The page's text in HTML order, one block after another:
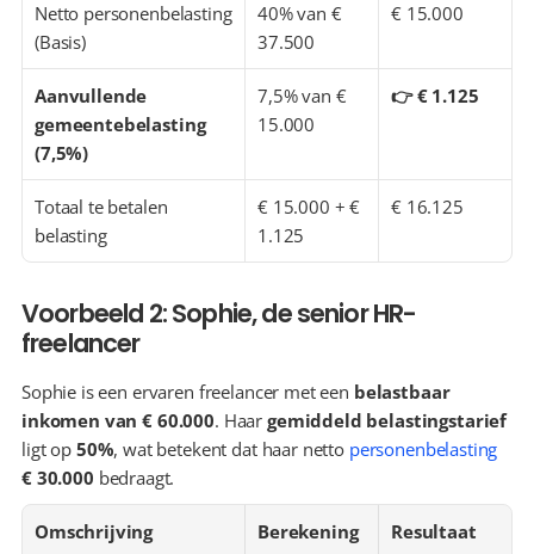
Netto personenbelasting
(Basis)
40% van €
37.500
€ 15.000
Aanvullende
gemeentebelasting
(7,5%)
7,5% van €
15.000
👉 € 1.125
Totaal te betalen
belasting
€ 15.000 + €
1.125
€ 16.125
Voorbeeld 2: Sophie, de senior HR-
freelancer
Sophie is een ervaren freelancer met een belastbaar
inkomen van € 60.000. Haar gemiddeld belastingstarief
ligt op 50%, wat betekent dat haar netto personenbelasting
€ 30.000 bedraagt.
Omschrijving Berekening Resultaat